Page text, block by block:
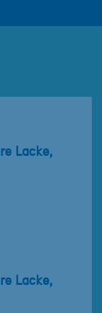
Lacke,
Lacke,